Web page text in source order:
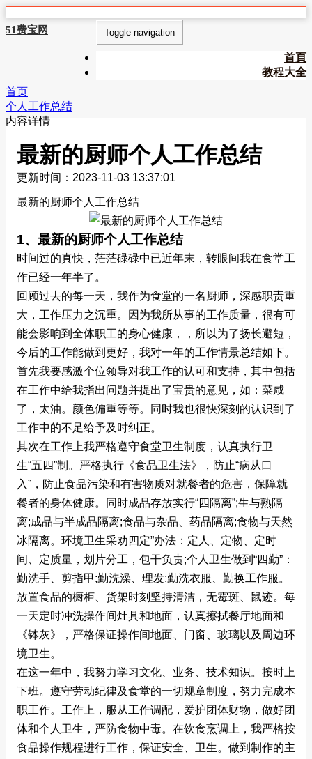
51费宝网 Toggle navigation
首頁
教程大全
首页
个人工作总结
内容详情
最新的厨师个人工作总结
更新时间：2023-11-03 13:37:01
最新的厨师个人工作总结
1、最新的厨师个人工作总结
时间过的真快，茫茫碌碌中已近年末，转眼间我在食堂工
作已经一年半了。
回顾过去的每一天，我作为食堂的一名厨师，深感职责重
大，工作压力之沉重。因为我所从事的工作质量，很有可
能会影响到全体职工的身心健康，，所以为了扬长避短，
今后的工作能做到更好，我对一年的工作情景总结如下。
首先我要感激个位领导对我工作的认可和支持，其中包括
在工作中给我指出问题并提出了宝贵的意见，如：菜咸
了，太油。颜色偏重等等。同时我也很快深刻的认识到了
工作中的不足给予及时纠正。
其次在工作上我严格遵守食堂卫生制度，认真执行卫
生“五四”制。严格执行《食品卫生法》，防止“病从口
入”，防止食品污染和有害物质对就餐者的危害，保障就
餐者的身体健康。同时成品存放实行“四隔离”;生与熟隔
离;成品与半成品隔离;食品与杂品、药品隔离;食物与天然
冰隔离。环境卫生采劝四定”办法：定人、定物、定时
间、定质量，划片分工，包干负责;个人卫生做到“四勤”：
勤洗手、剪指甲;勤洗澡、理发;勤洗衣服、勤换工作服。
放置食品的橱柜、货架时刻坚持清洁，无霉斑、鼠迹。每
一天定时冲洗操作间灶具和地面，认真擦拭餐厅地面和
《钵灰》，严格保证操作间地面、门窗、玻璃以及周边环
境卫生。
在这一年中，我努力学习文化、业务、技术知识。按时上
下班。遵守劳动纪律及食堂的一切规章制度，努力完成本
职工作。工作上，服从工作调配，爱护团体财物，做好团
体和个人卫生，严防食物中毒。在饮食烹调上，我严格按
食品操作规程进行工作，保证安全、卫生。做到制作的主